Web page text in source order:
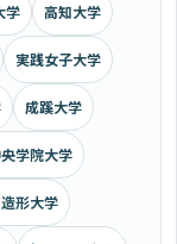
学 高知大学
実践女子大学
成蹊大学
学院大学
形大学